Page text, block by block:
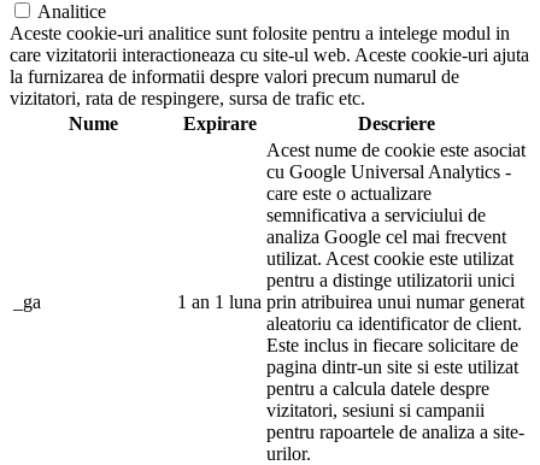
Analitice
Aceste cookie-uri analitice sunt folosite pentru a intelege modul in
care vizitatorii interactioneaza cu site-ul web. Aceste cookie-uri ajuta
la furnizarea de informatii despre valori precum numarul de
vizitatori, rata de respingere, sursa de trafic etc.
Nume
Expirare Descriere
_ga 1 an 1 luna
Acest nume de cookie este asociat
cu Google Universal Analytics -
care este o actualizare
semnificativa a serviciului de
analiza Google cel mai frecvent
utilizat. Acest cookie este utilizat
pentru a distinge utilizatorii unici
prin atribuirea unui numar generat
aleatoriu ca identificator de client.
Este inclus in fiecare solicitare de
pagina dintr-un site si este utilizat
pentru a calcula datele despre
vizitatori, sesiuni si campanii
pentru rapoartele de analiza a site-
urilor.